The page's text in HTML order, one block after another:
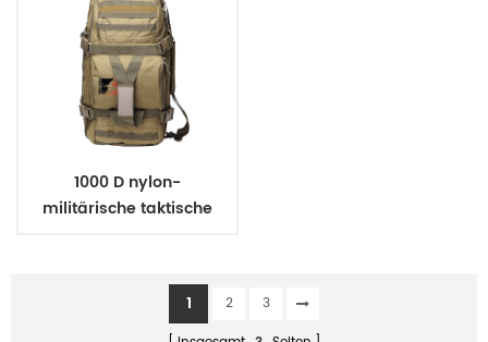
1000 D nylon-
militärische taktische
1 2
3